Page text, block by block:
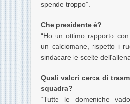
spende troppo”.
Che presidente è?
“Ho un ottimo rapporto
un calciomane, rispetto i
sindacare le scelte
Quali valori cerca di
squadra?
“Tutte le domeniche